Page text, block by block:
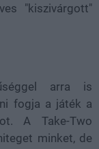
"kiszivárgott"
arra is
fogja a játék a
A Take-Two
minket, de